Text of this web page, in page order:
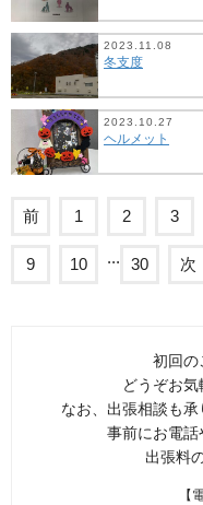
2023.11.08
冬支度
2023.10.27
ヘルメット
前 1 2 3
9 10 ... 30 次
初回の
どうぞお気
なお、出張相談も承
事前にお電話
出張料
【